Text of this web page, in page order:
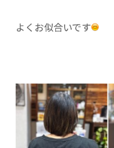
よくお似合いです